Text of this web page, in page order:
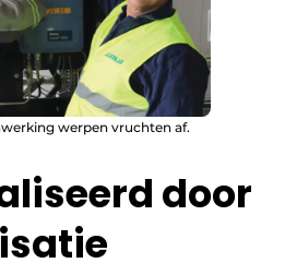
werpen vruchten af.
door